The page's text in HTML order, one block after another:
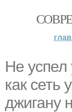
Не успел
как сеть
джигану